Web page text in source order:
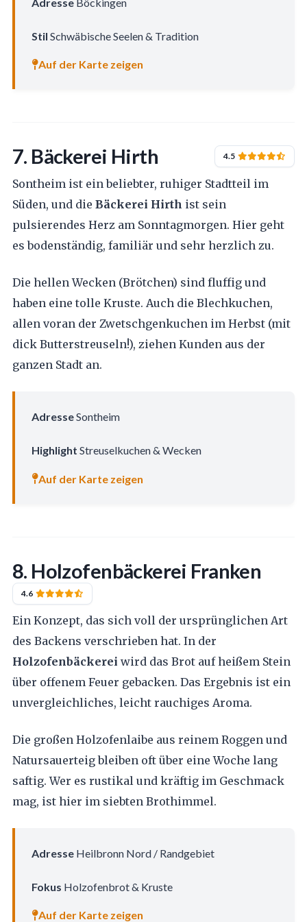
Stil Schwäbische Seelen & Tradition
Auf der Karte zeigen
7. Bäckerei Hirth 4.5
Sontheim ist ein beliebter, ruhiger Stadtteil im
Süden, und die Bäckerei Hirth ist sein
pulsierendes Herz am Sonntagmorgen. Hier geht
es bodenständig, familiär und sehr herzlich zu.
Die hellen Wecken (Brötchen) sind fluffig und
haben eine tolle Kruste. Auch die Blechkuchen,
allen voran der Zwetschgenkuchen im Herbst (mit
dick Butterstreuseln!), ziehen Kunden aus der
ganzen Stadt an.
AdresseSontheim
Highlight Streuselkuchen & Wecken
Auf der Karte zeigen
8. Holzofenbäckerei Franken
4.6
Ein Konzept, das sich voll der ursprünglichen Art
des Backens verschrieben hat. In der
Holzofenbäckerei wird das Brot auf heißem Stein
über offenem Feuer gebacken. Das Ergebnis ist ein
unvergleichliches, leicht rauchiges Aroma.
Die großen Holzofenlaibe aus reinem Roggen und
Natursauerteig bleiben oft über eine Woche lang
saftig. Wer es rustikal und kräftig im Geschmack
mag, ist hier im siebten Brothimmel.
AdresseHeilbronn Nord / Randgebiet
Fokus Holzofenbrot & Kruste
Auf der Karte zeigen